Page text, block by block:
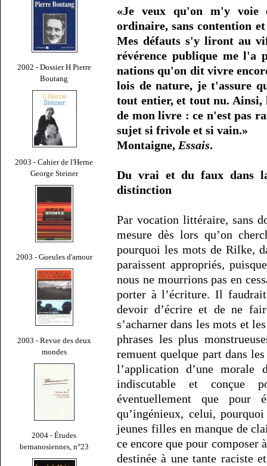
2002 - Dossier H Pierre
Boutang
2003 - Cahier de l'Herne
George Steiner
2003 - Gueules d'amour
2003 - Revue des deux
mondes
2004 - Études
bernanosiennes, n°23
«Je veux qu'on m'y voie
ordinaire, sans contention
Mes défauts s'y liront au
révérence publique me l'a
nations qu'on dit vivre
lois de nature, je t'assure
tout entier, et tout nu. Ainsi,
de mon livre : ce n'est pas
sujet si frivole et si vain.»
Montaigne, Essais.
Du vrai et du faux dans
distinction
Par vocation littéraire, sans
mesure dès lors qu’on
pourquoi les mots de Rilke,
paraissent appropriés,
nous ne mourrions pas en
porter à l’écriture. Il
devoir d’écrire et de ne
s’acharner dans les mots et
phrases les plus
remuent quelque part dans
l’application d’une
indiscutable et conçue
éventuellement que pour
qu’ingénieux, celui,
jeunes filles en manque de
ce encore que pour composer
destinée à une tante raciste